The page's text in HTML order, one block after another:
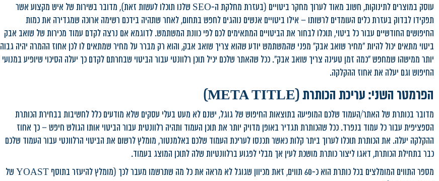
עוסק במוצרים לתינוקות, חשוב מאוד לערוך מחקר ביטויים (בעזרת מחלקת ה-SEO שלנו תוכלו לעשות זאת), מדובר בשירות של איש מקצוע אשר
תפקידו לבדוק בעזרת כלים העומדים לרשותו – אילו ביטויים אנשים נוהגים לחפש בתחום, לאחר שתהיה בידכם רשימה ארוכה שמגדירה את כמות
החיפושים החודשיים עבור כל ביטוי, תוכלו לבחור את הביטויים המתאימים לכם לפי כוונת המשתמש. לדוגמא אם נרצה לקדם עמוד מכירות של שואב אבק
ביטוי מתאים יכול להיות "מחיר שואב אבק" מפני שהמשתמש יודע שהוא צריך שואב אבק, והוא רק מברר על מחיר שמתאים לו לכן אחוז ההמרה יהיה גבוה
יותר ממישהו שמחפש "כמה זמן טעינה צריך שואב אבק". ככל שהאתר שלכם יכיל תוכן רלוונטי עבור הביטוי שבחרתם לקדם כך יעלה הסיכוי שיופיע במנועי
החיפוש וגם יעלה את אחוז ההקלקה.
הפרמטר השני: עריכת הכותרת (META TITLE)
מדובר בכותרת של האתר/העמוד שלכם המופיעה בתוצאות החיפוש של גוגל, ישנם לא מעט בעלי עסקים שלא מודעים כלל לחשיבות בבחירת הכותרת
הספציפית עבור כל עמוד בנפרד. ככל שהכותרת תגדיר באופן מדויק יותר את תוכן העמוד ותהיה רלוונטית עבור הביטוי אותו הגולש חיפש – כך אחוז
ההקלקה יעלה. את הכותרת תוכלו לערוך ביתר קלות כאשר תכנסו לעריכת העמוד שלכם באלמנטור, מומלץ לרשום את הביטוי הרלוונטי עבור העמוד שלכם
כבר בתחילת הכותרת, דאגו ליצור כותרת מושכת לעין אך מבלי לפגוע ברלוונטיות שלה לתוכן המוצג בעמוד.
מספר התווים המומלצים בכל כותרת הוא כ-60 תווים, זאת מכיוון שגוגל לא מראה את כל מה שתרשמו מעבר לכך (מומלץ להיעזר בתוסף YOAST של